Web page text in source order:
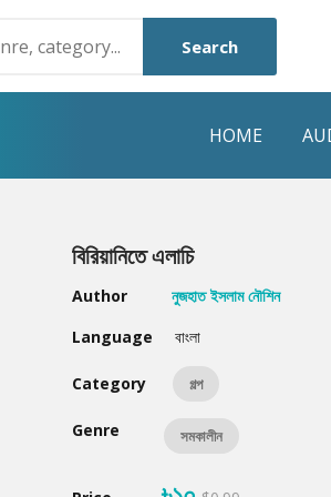
Search
HOME
Humayun Ahmed
Mouri Morium
Hot & New
বিরিয়ানিতে এলাচি
Author
নুজহাত ইসলাম নৌশিন
Language
বাংলা
Category গল্প
Genre সমকালীন